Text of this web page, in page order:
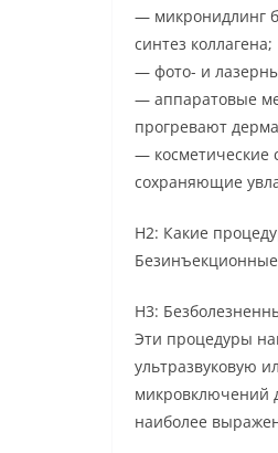
— микронидлинг
синтез коллагена;
— фото- и
— аппаратовые
прогревают
— косметические
сохраняющие
H2: Какие
Безинъекционные
H3:
Эти процедуры
ультразвуковую
микровключений
наиболее